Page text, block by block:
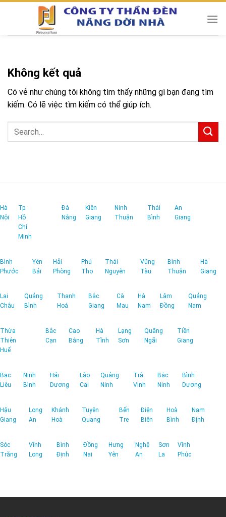
Chuyển
Không kết quả
Có vẻ như chúng tôi không tìm thấy những gì bạn đang tìm
kiếm. Có lẽ việc tìm kiếm có thể giúp ích.
Hà
Nội
Tp.
Hồ
Chí
Minh
Đà
Nẵng
Kiên
Giang
Ninh
Thuận
Thái
Bình
An
Giang
Bình
Phước
Yên
Bái
Hải
Phòng
Phú
Thọ
Thái
Nguyên
Vũng
Tàu
Bình
Thuận
Hà
Giang
Lai
Châu
Quảng
Bình
Thanh
Hoá
Bắc
Giang
Cà
Mau
Hà
Nam
Lâm
Đồng
Quảng
Nam
Thừa
Thiên
Huế
Bắc
Cạn
Cao
Bằng
Hà
Tĩnh
Lạng
Sơn
Quãng
Ngãi
Tiền
Giang
Bạc
Liêu
Ninh
Bình
Hải
Dương
Lào
Cai
Quảng
Ninh
Trà
Vinh
Bắc
Ninh
Bình
Dương
Hậu
Giang
Long
An
Khánh
Hoà
Tuyên
Quang
Bến
Tre
Điện
Biên
Hoà
Bình
Nam
Định
Sóc
Trăng
Vĩnh
Long
Bình
Định
Đồng
Nai
Hưng
Yên
Nghệ
An
Sơn
La
Vĩnh
Phúc